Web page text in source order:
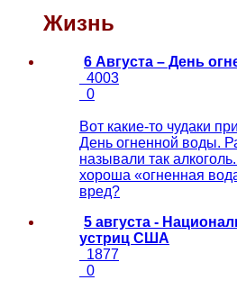
Жизнь
6 Августа – День
4003
0
Вот какие-то чудаки
День огненной воды.
называли так
хороша «огненная
вред?
5 августа -
устриц США
1877
0